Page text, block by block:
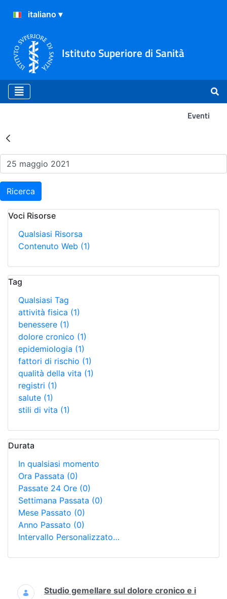
Istituto Superiore di Sanità
Eventi
Risultati della Ricerca -
Ricerca
Voci Risorse
Qualsiasi Risorsa
Contenuto Web (1)
Tag
Qualsiasi Tag
attività fisica (1)
benessere (1)
dolore cronico (1)
epidemiologia (1)
fattori di rischio (1)
qualità della vita (1)
registri (1)
salute (1)
stili di vita (1)
Durata
In qualsiasi momento
Ora Passata (0)
Passate 24 Ore (0)
Settimana Passata (0)
Mese Passato (0)
Anno Passato (0)
Intervallo Personalizzato…
Ricerca
Studio gemellare sul dolore cronico e i